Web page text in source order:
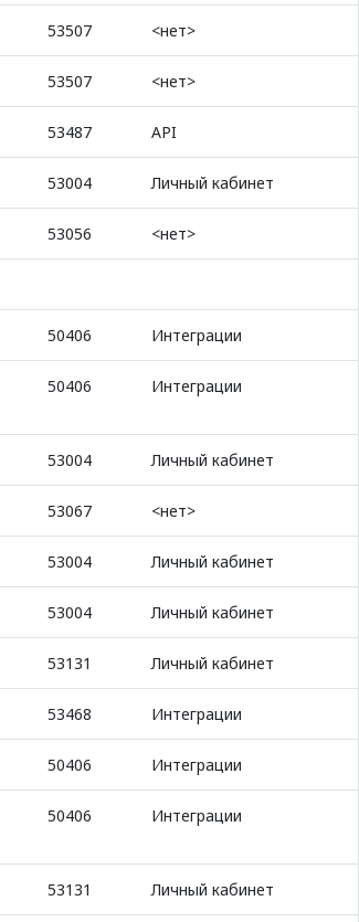
53507 <нет>
53507 <нет>
53487 API
53004 Личный кабинет
53056 <нет>
50406 Интеграции
50406 Интеграции
53004 Личный кабинет
53067 <нет>
53004 Личный кабинет
53004 Личный кабинет
53131 Личный кабинет
53468 Интеграции
50406 Интеграции
50406 Интеграции
53131 Личный кабинет